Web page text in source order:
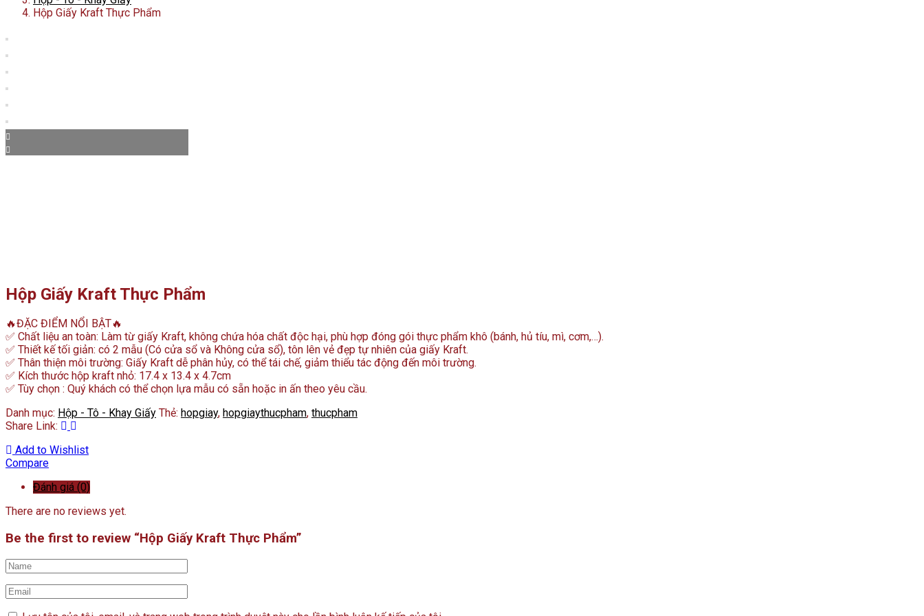
Hộp Giấy Kraft Thực Phẩm
Hộp Giấy Kraft Thực Phẩm
🔥ĐẶC ĐIỂM NỔI BẬT🔥
✅ Chất liệu an toàn: Làm từ giấy Kraft, không chứa hóa chất độc hại, phù hợp đóng gói thực phẩm khô (bánh, hủ tíu, mì, cơm,…).
✅ Thiết kế tối giản: có 2 mẫu (Có cửa sổ và Không cửa sổ), tôn lên vẻ đẹp tự nhiên của giấy Kraft.
✅ Thân thiện môi trường: Giấy Kraft dễ phân hủy, có thể tái chế, giảm thiểu tác động đến môi trường.
✅ Kích thước hộp kraft nhỏ: 17.4 x 13.4 x 4.7cm
✅ Tùy chọn : Quý khách có thể chọn lựa mẫu có sẵn hoặc in ấn theo yêu cầu.
Danh mục: Hộp - Tô - Khay Giấy Thẻ: hopgiay, hopgiaythucpham, thucpham
Share Link:
Add to Wishlist
Compare
Đánh giá (0)
There are no reviews yet.
Be the first to review “Hộp Giấy Kraft Thực Phẩm”